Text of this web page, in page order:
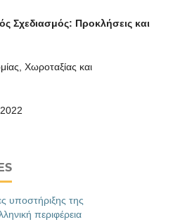
Σχεδιασμός: Προκλήσεις και
Χωροταξίας και
υποστήριξης της
περιφέρεια